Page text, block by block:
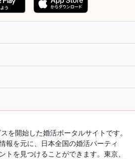
を開始した婚活ポータルサイトです。
報を元に、日本全国の婚活パーティ
トを見つけることができます。東京、